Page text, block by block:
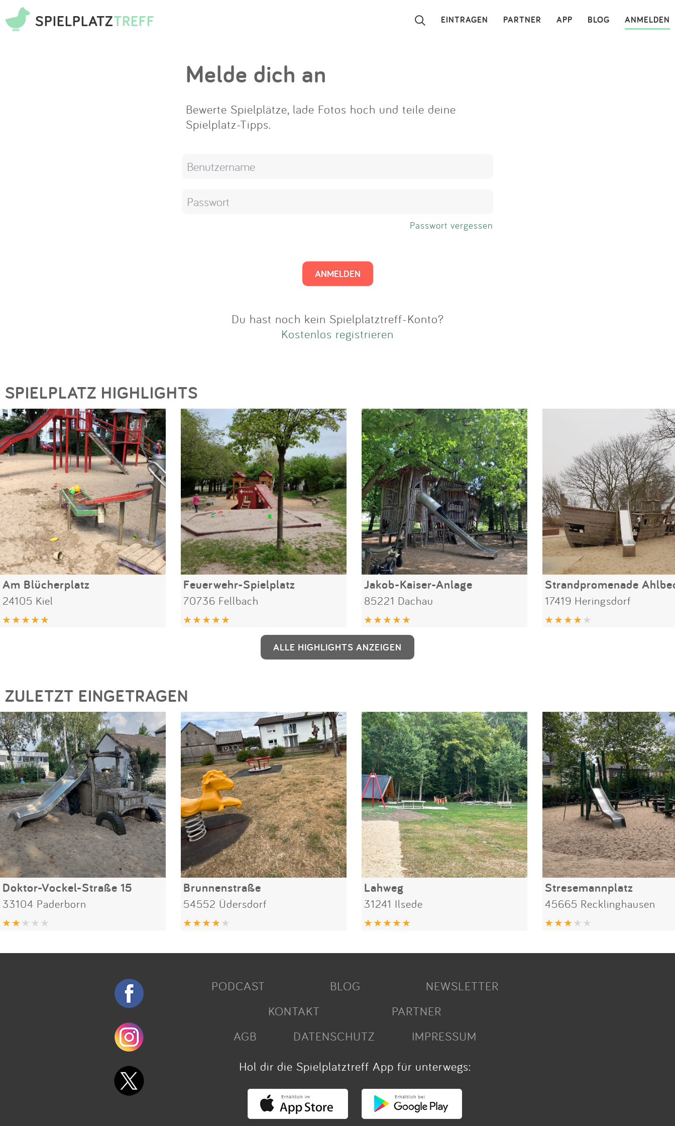
SPIELPLATZTREFF ANMELDEN
BLOG
APP
PARTNER
EINTRAGEN ×
App
Anmelden
Melde dich an
Bewerte Spielplätze, lade Fotos hoch und teile deine
Spielplatz-Tipps.
Passwort vergessen
Du hast noch kein Spielplatztreff-Konto?
Kostenlos registrieren
SPIELPLATZ HIGHLIGHTS
Am Blücherplatz
24105 Kiel
Feuerwehr-Spielplatz
70736 Fellbach
Jakob-Kaiser-Anlage
85221 Dachau
Strandpromenade
17419 Heringsdorf
ALLE HIGHLIGHTS ANZEIGEN
ZULETZT EINGETRAGEN
Doktor-Vockel-Straße 15
33104 Paderborn
Brunnenstraße
54552 Üdersdorf
Lahweg
31241 Ilsede
Stresemannplatz
45665 Recklinghausen
PODCAST BLOG
NEWSLETTER
KONTAKT
PARTNER
AGB
DATENSCHUTZ
IMPRESSUM
Hol dir die Spielplatztreff App für unterwegs: